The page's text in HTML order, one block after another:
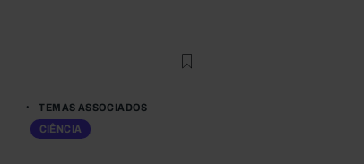
TEMAS ASSOCIADOS
CIÊNCIA